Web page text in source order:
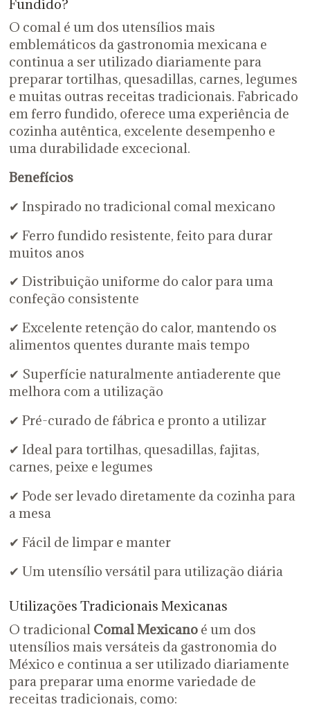
Fundido?
O comal é um dos utensílios mais
emblemáticos da gastronomia mexicana e
continua a ser utilizado diariamente para
preparar tortilhas, quesadillas, carnes, legumes
e muitas outras receitas tradicionais. Fabricado
em ferro fundido, oferece uma experiência de
cozinha autêntica, excelente desempenho e
uma durabilidade excecional.
Benefícios
✔ Inspirado no tradicional comal mexicano
✔ Ferro fundido resistente, feito para durar
muitos anos
✔ Distribuição uniforme do calor para uma
confeção consistente
✔ Excelente retenção do calor, mantendo os
alimentos quentes durante mais tempo
✔ Superfície naturalmente antiaderente que
melhora com a utilização
✔ Pré-curado de fábrica e pronto a utilizar
✔ Ideal para tortilhas, quesadillas, fajitas,
carnes, peixe e legumes
✔ Pode ser levado diretamente da cozinha para
a mesa
✔ Fácil de limpar e manter
✔ Um utensílio versátil para utilização diária
Utilizações Tradicionais Mexicanas
O tradicional Comal Mexicanoé um dos
utensílios mais versáteis da gastronomia do
México e continua a ser utilizado diariamente
para preparar uma enorme variedade de
receitas tradicionais, como: